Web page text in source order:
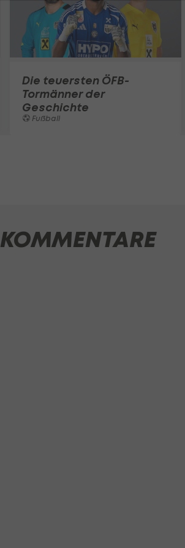
Die teuersten ÖFB-
Tormänner der
Geschichte
Fußball
KOMMENTARE